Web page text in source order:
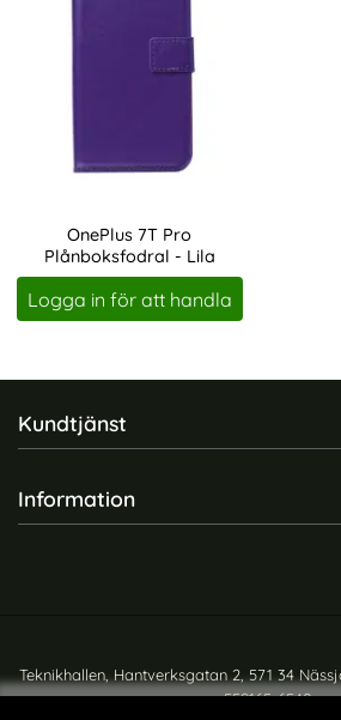
OnePlus 7T Pro
Plånboksfodral - Lila
Art. nr 224787
Logga in för att handla
Sidfot Blandad info och
Kundtjänst
Information
Teknikhallen, Hantverksgatan 2, 571 34
559165-6540